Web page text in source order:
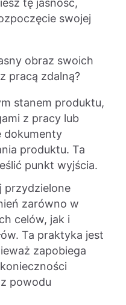
tę jasność,
swojej
obraz swoich
pracą zdalną?
stanem produktu,
z pracy lub
dokumenty
produktu. Ta
punkt wyjścia.
przydzielone
zarówno w
celów, jak i
Ta praktyka jest
zapobiega
powodu